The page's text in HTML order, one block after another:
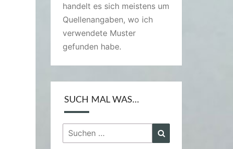
handelt es sich meistens um
Quellenangaben, wo ich
verwendete Muster
gefunden habe.
SUCH MAL WAS…
Suchen
nach: